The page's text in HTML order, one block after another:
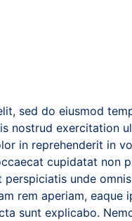
sed do eiusmod
nostrud exercitation
in reprehenderit in
cupidatat non
unde
rem aperiam, eaque
sunt explicabo.